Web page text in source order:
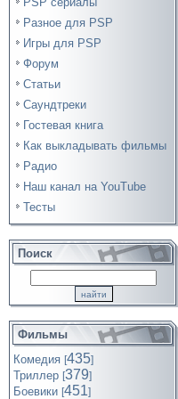
Разное для PSP
Игры для PSP
Форум
Статьи
Саундтреки
Гостевая книга
Как выкладывать фильмы
Радио
Наш канал на YouTube
Тесты
Поиск
Фильмы
Комедия [435]
Триллер [379]
Боевики [451]